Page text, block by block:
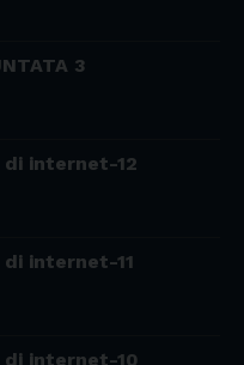
3
internet-12
internet-11
internet-10